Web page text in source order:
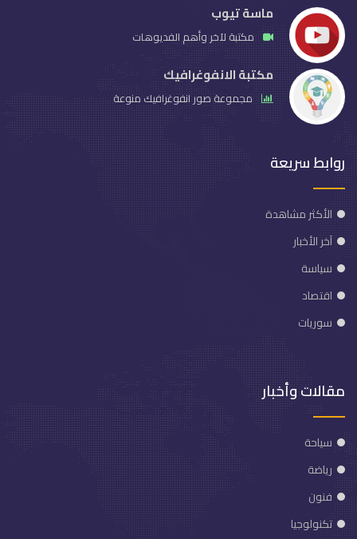
ماسة تيوب
مكتبة لآخر وأهم الفديوهات
مكتبة الانفوغرافيك
مجموعة صور انفوغرافيك منوعة
روابط سريعة
الأكثر مشاهدة
آخر الأخبار
سياسة
اقتصاد
سوريات
مقالات وأخبار
سياحة
رياضة
فنون
تكنولوجيا